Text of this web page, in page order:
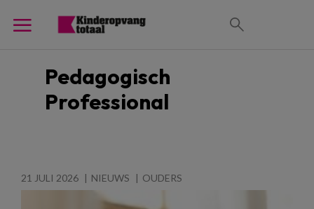
Pedagogisch
Professional
21 JULI 2026 NIEUWS OUDERS